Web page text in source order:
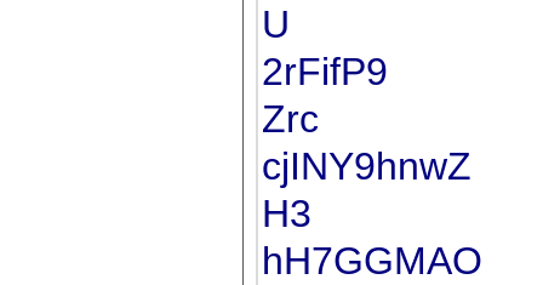
U
2rFifP9
Zrc
cjINY9hnwZ
H3
hH7GGMAO